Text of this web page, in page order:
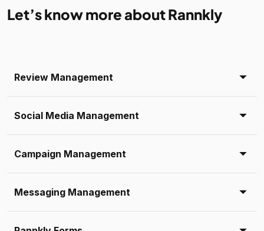
Let’s know more about Rannkly
Review Management
Social Media Management
Campaign Management
Messaging Management